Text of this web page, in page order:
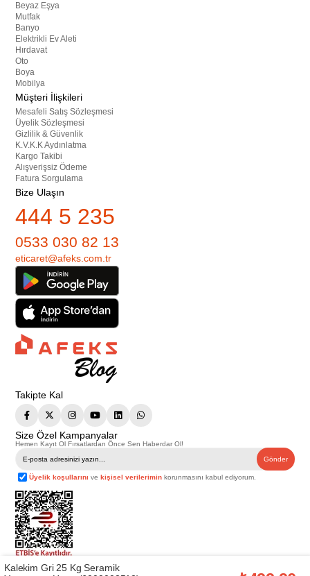
Beyaz Eşya
Mutfak
Banyo
Elektrikli Ev Aleti
Hırdavat
Oto
Boya
Mobilya
Müşteri İlişkileri
Mesafeli Satış Sözleşmesi
Üyelik Sözleşmesi
Gizlilik & Güvenlik
K.V.K.K Aydınlatma
Kargo Takibi
Alışverişsiz Ödeme
Fatura Sorgulama
Bize Ulaşın
444 5 235
0533 030 82 13
eticaret@afeks.com.tr
Takipte Kal
Size Özel Kampanyalar
Hemen Kayıt Ol Fırsatlardan Önce Sen Haberdar Ol!
Gönder
Üyelik koşullarını vekişisel verilerimin korunmasını kabul ediyorum.
Telif Hakkı © 2026Afeks Yapı Market . Tüm hakları saklıdır.
Kalekim Gri 25 Kg Seramik